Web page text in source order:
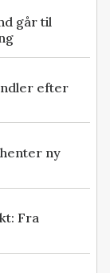
går til
efter
ny
Fra